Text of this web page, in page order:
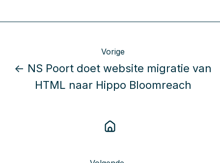
Vorige
← NS Poort doet website migratie van
HTML naar Hippo Bloomreach